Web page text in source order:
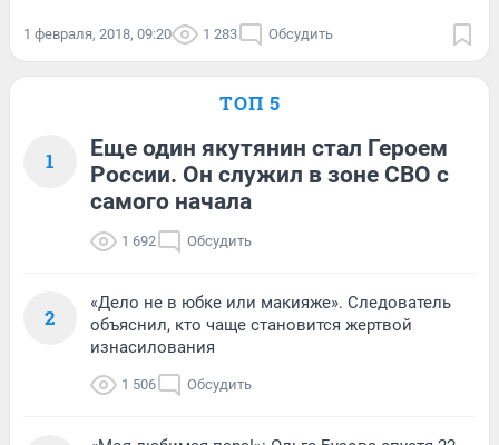
1 февраля, 2018, 09:20 1 283 Обсудить
ТОП 5
1
Еще один якутянин стал Героем
России. Он служил в зоне СВО с
самого начала
1 692 Обсудить
2
«Дело не в юбке или макияже». Следователь
объяснил, кто чаще становится жертвой
изнасилования
1 506 Обсудить